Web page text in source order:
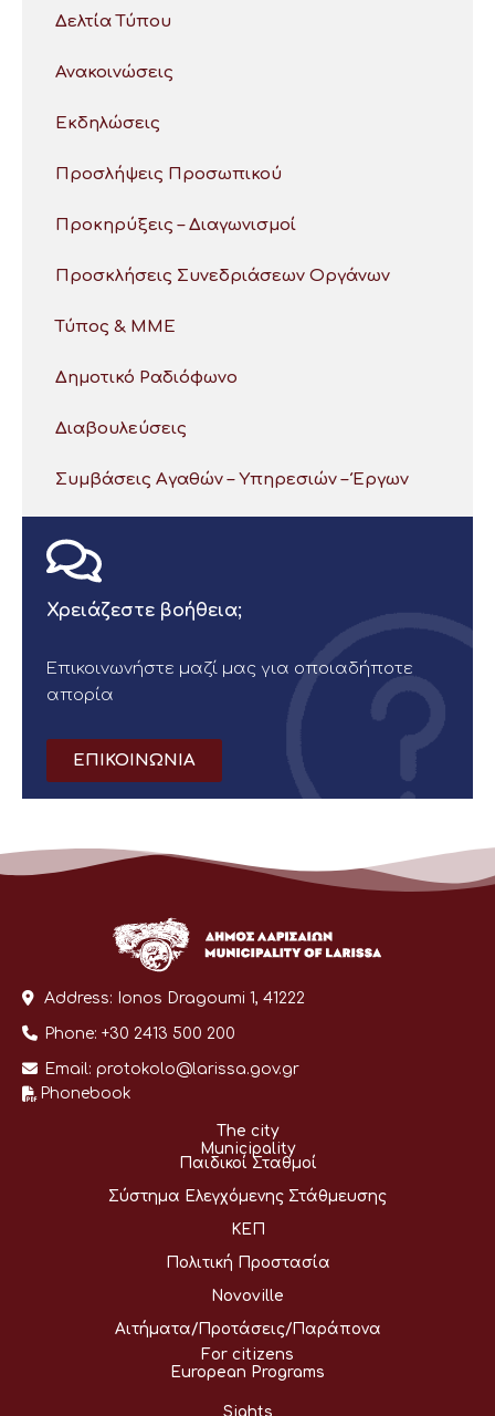
Δελτία Τύπου
Ανακοινώσεις
Εκδηλώσεις
Προσλήψεις Προσωπικού
Προκηρύξεις – Διαγωνισμοί
Προσκλήσεις Συνεδριάσεων Οργάνων
Τύπος & ΜΜΕ
Δημοτικό Ραδιόφωνο
Διαβουλεύσεις
Συμβάσεις Αγαθών – Υπηρεσιών – Έργων
Χρειάζεστε βοήθεια;
Επικοινωνήστε μαζί μας για οποιαδήποτε
απορία
ΕΠΙΚΟΙΝΩΝΙΑ
Address: Ionos Dragoumi 1, 41222
Phone: +30 2413 500 200
Email: protokolo@larissa.gov.gr
Phonebook
The city
Municipality
Παιδικοί Σταθμοί
Σύστημα Ελεγχόμενης Στάθμευσης
ΚΕΠ
Πολιτική Προστασία
Novoville
Αιτήματα/Προτάσεις/Παράπονα
For citizens
European Programs
Sights